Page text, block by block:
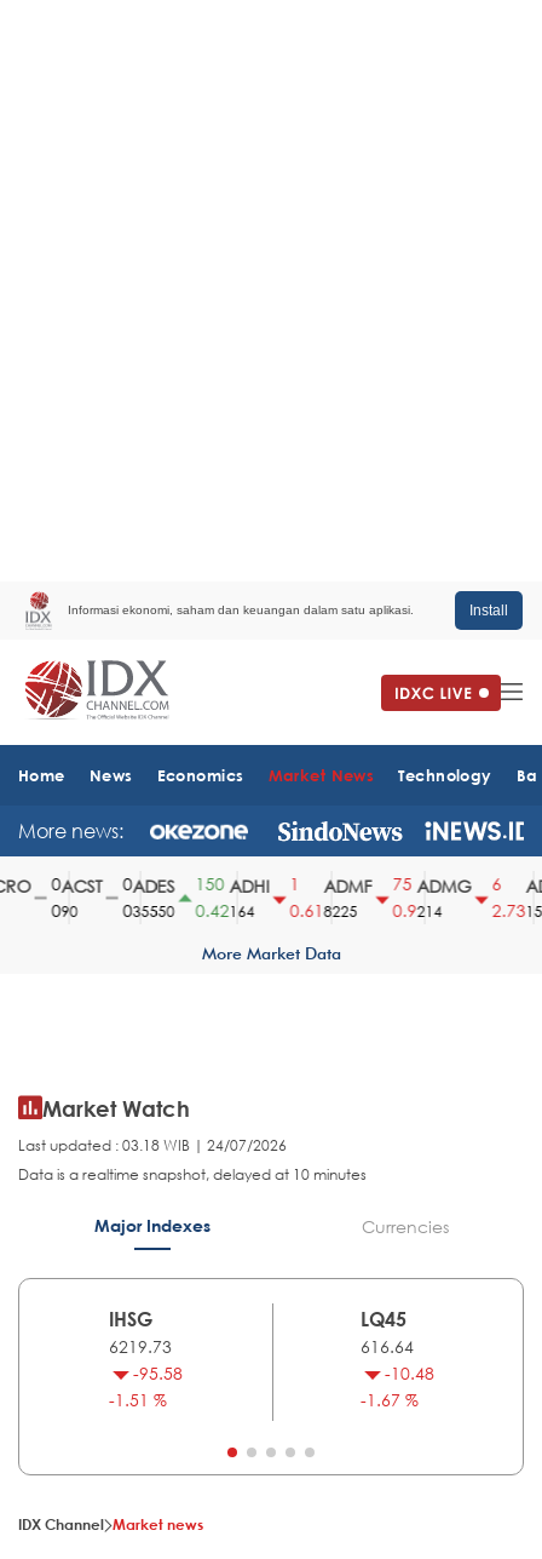
Informasi ekonomi, saham dan keuangan dalam satu aplikasi. Install
Home News Economics Market News Technology
More news:
ACST
90
ADES
35550
150
0.42
ADHI
164
0.61
ADMF
8225
75
0.9
ADMG
214
2.731510
More Market Data
Market Watch
Last updated : 03.18 WIB | 24/07/2026
Data is a realtime snapshot, delayed at 10 minutes
Major Indexes Currencies
IHSG
6219.73
-95.58
-1.51 %
LQ45
616.64
-10.48
-1.67 %
IDX Channel Market news